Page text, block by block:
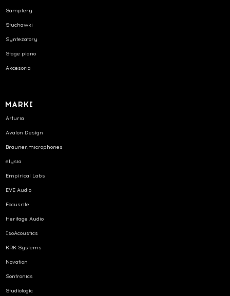
Samplery
Słuchawki
Syntezatory
Stage piano
Akcesoria
MARKI
Arturia
Avalon Design
Brauner.microphones
elysia
Empirical Labs
EVE Audio
Focusrite
Heritage Audio
IsoAcoustics
KRK Systems
Novation
Sontronics
Studiologic